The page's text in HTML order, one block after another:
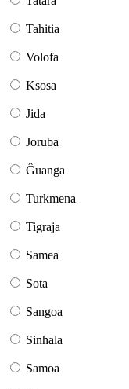
Tahitia
Volofa
Ksosa
Jida
Joruba
Ĝuanga
Turkmena
Tigraja
Samea
Sota
Sangoa
Sinhala
Samoa